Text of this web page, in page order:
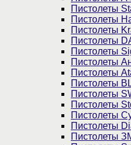
Пистолеты
Пистолеты
Пистолеты
Пистолеты
Пистолеты
Пистолеты
Пистолеты
Пистолеты
Пистолеты
Пистолеты
Пистолеты
Пистолеты
Пистолеты